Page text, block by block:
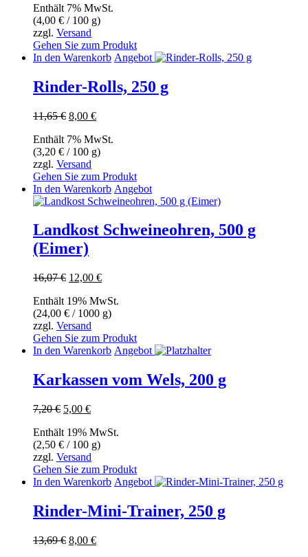
war:
14,25 €
ist:
Enthält 7% MwSt.
(4,00 € / 100 g)
zzgl. Versand
Gehen Sie zum Produkt
In den Warenkorb Angebot
Rinder-Rolls, 250 g
11,65€ Ursprünglicher
war:
11,65 €
8,00 €Aktueller
ist:
8,00 €.
Enthält 7% MwSt.
(3,20 € / 100 g)
zzgl. Versand
Gehen Sie zum Produkt
In den Warenkorb Angebot
Landkost Schweineohren, 500 g
(Eimer)
16,07€ Ursprünglicher
war:
16,07 €
12,00 €Aktueller
ist:
12,00 €.
Enthält 19% MwSt.
(24,00 € / 1000 g)
zzgl. Versand
Gehen Sie zum Produkt
In den Warenkorb Angebot
Karkassen vom Wels, 200 g
7,20€ Ursprünglicher
war:
7,20 €
5,00 €Aktueller
ist:
5,00 €.
Enthält 19% MwSt.
(2,50 € / 100 g)
zzgl. Versand
Gehen Sie zum Produkt
In den Warenkorb Angebot
Rinder-Mini-Trainer, 250 g
13,69€ Ursprünglicher
8,00 €Aktueller